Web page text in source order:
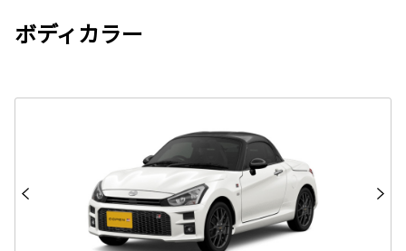
ボディカラー